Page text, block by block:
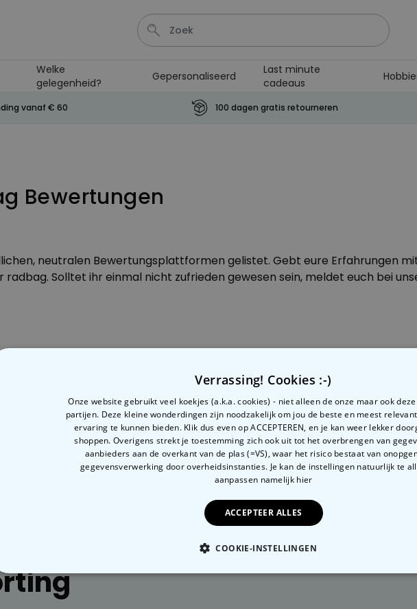
Lamp Mok
Meer dan
1.900
keer
gekocht
34,99 €
Personaliseerbaar
Gepersonaliseerde boxershort
met gezicht en tekst
Meer dan
gekocht
29,99 €
Polaroid-look
Gepersonaliseerde
19,99 €
Welke
gelegenheid?
Gepersonaliseerd
Last minute
cadeaus
vanaf € 60 100 dagen gratis retourneren
Bewertungen
neutralen Bewertungsplattformen gelistet. Gebt eure Erfahrungen
radbag. Solltet ihr einmal nicht zufrieden gewesen sein, meldet euch bei
Bewertungen. Nach einer schnellen Anmeldung, kannst du radbag
gelistet. AufShopauskunftkannst du uns mit wenigen Klicks
Verrassing! Cookies :-)
Onze website gebruikt veel koekjes (a.k.a. cookies) - niet alleen de onze maar ook
partijen. Deze kleine wonderdingen zijn noodzakelijk om jou de beste en meest
ervaring te kunnen bieden. Klik dus even op ACCEPTEREN, en je kan weer lekker
shoppen. Overigens strekt je toestemming zich ook uit tot het overbrengen van
aanbieders aan de overkant van de plas (=VS), waar het risico bestaat van
gegevensverwerking door overheidsinstanties. Je kan de instellingen natuurlijk te
aanpassen namelijk hier
ACCEPTEER ALLES
COOKIE-INSTELLINGEN
NOODZAKELIJK PERFORMANCE MARKETING